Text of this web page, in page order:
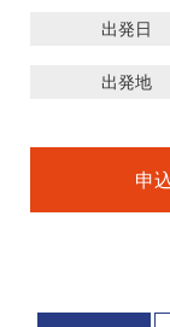
出発日
出発地
申